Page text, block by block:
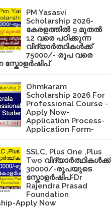
PM Yasasvi
Scholarship 2026-
കേരളത്തിൽ 9 മുതൽ
12 വരെ പഠിക്കുന്ന
വിദ്യാർത്ഥികൾക്ക്
75000/- രൂപ വരെ
സ്കോളർഷിപ്
Ohmkaram
Scholarship 2026 For
Professional Course -
Apply Now-
Application Process-
Application Form-
SSLC, Plus One ,Plus
Two വിദ്യാർത്ഥികൾക്ക്
30000/-രൂപയുടെ
സ്കോളർഷിപ്-Dr
Rajendra Prasad
Foundation
Apply Now